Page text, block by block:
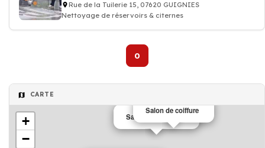
Rue de la Tuilerie 15, 07620 GUIGNIES
Nettoyage de réservoirs & citernes
0
CARTE
Salons de thé café
Salon de coiffure
+
−